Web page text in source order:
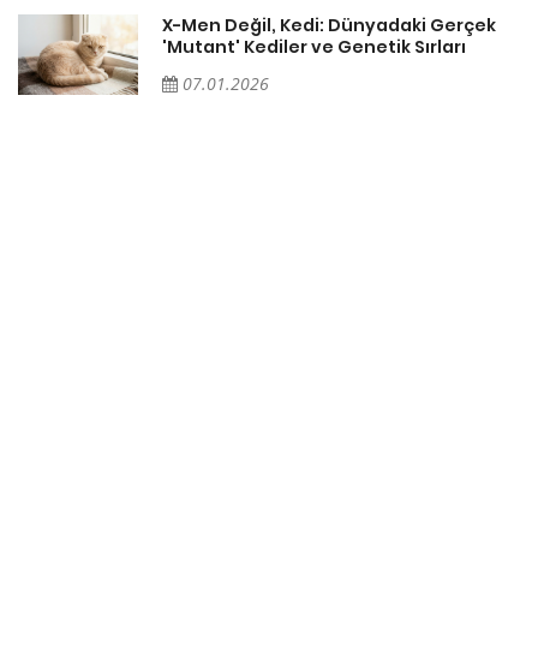
X-Men Değil, Kedi: Dünyadaki Gerçek
'Mutant' Kediler ve Genetik Sırları
07.01.2026